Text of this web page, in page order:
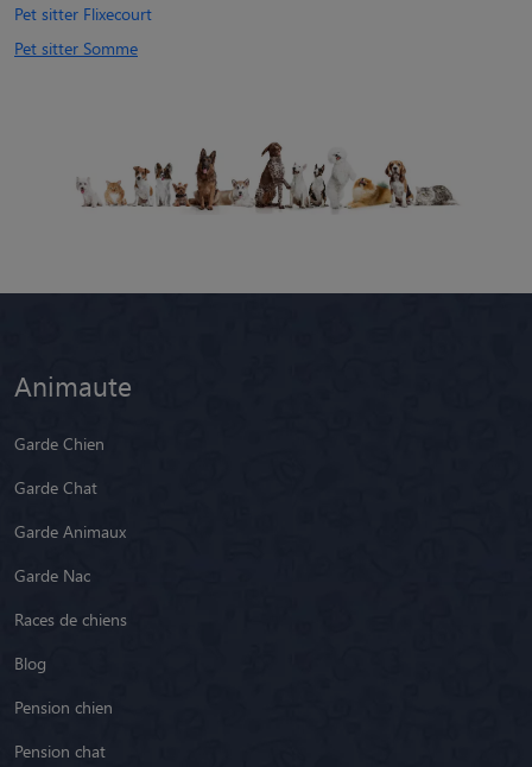
Pet sitter Flixecourt
Pet sitter Somme
Animaute
Garde Chien
Garde Chat
Garde Animaux
Garde Nac
Races de chiens
Blog
Pension chien
Pension chat